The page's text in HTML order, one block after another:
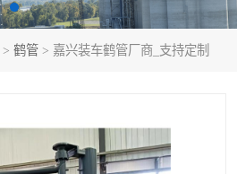
> 鹤管 > 嘉兴装车鹤管厂商_支持定制